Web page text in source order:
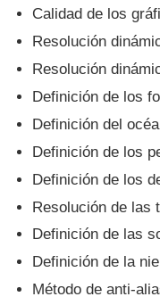
Calidad de los
Resolución
Resolución
Definición de los
Definición del
Definición de los
Definición de los
Resolución de las
Definición de las
Definición de la
Método de anti-